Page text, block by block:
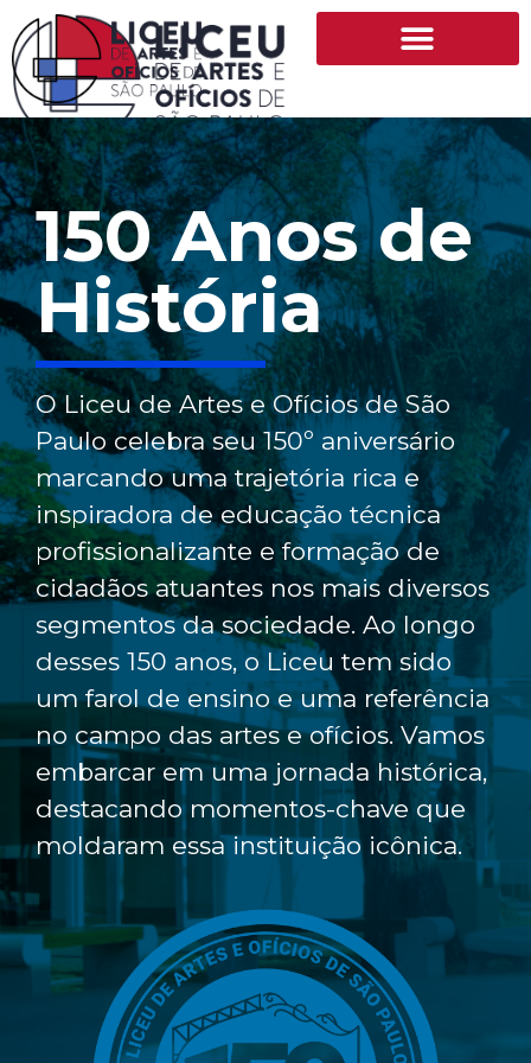
150 Anos de
História
O Liceu de Artes e Ofícios de São
Paulo celebra seu 150º aniversário
marcando uma trajetória rica e
inspiradora de educação técnica
profissionalizante e formação de
cidadãos atuantes nos mais diversos
segmentos da sociedade. Ao longo
desses 150 anos, o Liceu tem sido
um farol de ensino e uma referência
no campo das artes e ofícios. Vamos
embarcar em uma jornada histórica,
destacando momentos-chave que
moldaram essa instituição icônica.